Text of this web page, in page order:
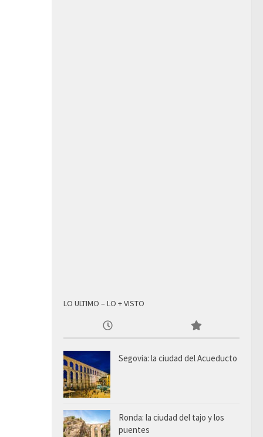
LO ULTIMO – LO + VISTO
Segovia: la ciudad del Acueducto
Ronda: la ciudad del tajo y los
puentes